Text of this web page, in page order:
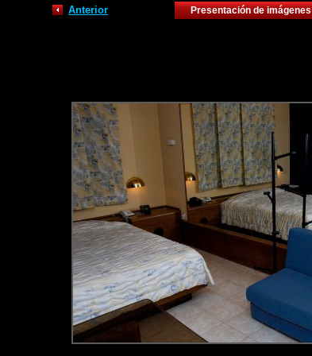
Anterior Presentación de imágenes